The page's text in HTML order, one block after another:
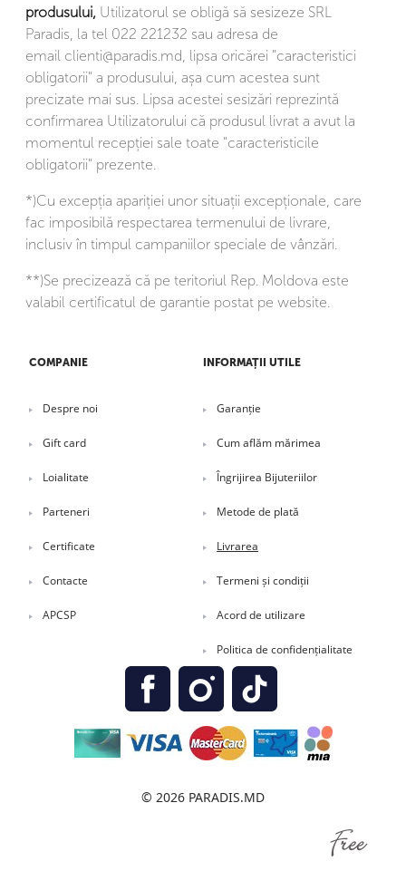
produsului, Utilizatorul se obligă să sesizeze SRL
Paradis, la tel 022 221232 sau adresa de
email clienti@paradis.md , lipsa oricărei "caracteristici
obligatorii" a produsului, așa cum acestea sunt
precizate mai sus. Lipsa acestei sesizări reprezintă
confirmarea Utilizatorului că produsul livrat a avut la
momentul recepției sale toate "caracteristicile
obligatorii" prezente.
*)Cu excepția apariției unor situații excepționale, care
fac imposibilă respectarea termenului de livrare,
inclusiv în timpul campaniilor speciale de vânzări.
**)Se precizează că pe teritoriul Rep. Moldova este
valabil certificatul de garantie postat pe website.
COMPANIE
Despre noi
Gift card
Loialitate
Parteneri
Certificate
Contacte
APCSP
INFORMAȚII UTILE
Garanție
Cum aflăm mărimea
Îngrijirea Bijuteriilor
Metode de plată
Livrarea
Termeni și condiții
Acord de utilizare
Politica de confidențialitate
© 2026 PARADIS.MD